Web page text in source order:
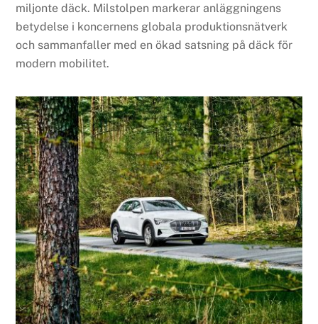
miljonte däck. Milstolpen markerar anläggningens
betydelse i koncernens globala produktionsnätverk
och sammanfaller med en ökad satsning på däck för
modern mobilitet.